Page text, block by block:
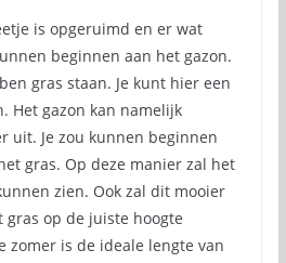
is opgeruimd en er wat
beginnen aan het gazon.
gras staan. Je kunt hier een
Het gazon kan namelijk
uit. Je zou kunnen beginnen
gras. Op deze manier zal het
zien. Ook zal dit mooier
gras op de juiste hoogte
zomer is de ideale lengte van